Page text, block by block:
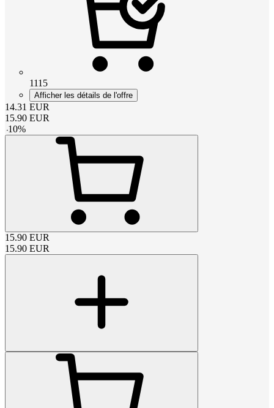
1115
Afficher les détails de l'offre
14.31 EUR
15.90 EUR
-10%
15.90 EUR
15.90 EUR